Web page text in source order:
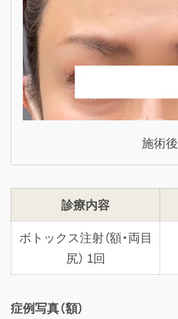
施術後
診療内容
ボトックス注射（額・両目
尻） 1回
症例写真（額）